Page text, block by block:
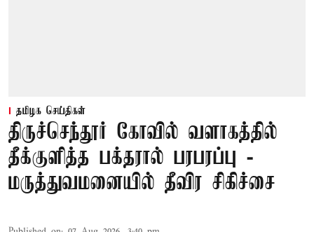
தமிழக செய்திகள்
திருச்செந்தூர் கோவில் வளாகத்தில்
தீக்குளித்த பக்தரால் பரபரப்பு -
மருத்துவமனையில் தீவிர சிகிச்சை